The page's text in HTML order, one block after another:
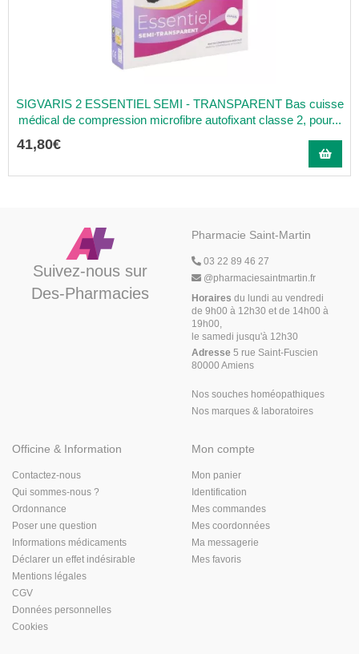
SIGVARIS 2 ESSENTIEL SEMI - TRANSPARENT Bas cuisse
médical de compression microfibre autofixant classe 2, pour...
41,80€
Suivez-nous sur
Des-Pharmacies
Pharmacie Saint-Martin
03 22 89 46 27
@pharmaciesaintmartin.fr
Horaires du lundi au vendredi
de 9h00 à 12h30 et de 14h00 à
19h00,
le samedi jusqu'à 12h30
Adresse 5 rue Saint-Fuscien
80000 Amiens
Nos souches homéopathiques
Nos marques & laboratoires
Officine & Information
Contactez-nous
Qui sommes-nous ?
Ordonnance
Poser une question
Informations médicaments
Déclarer un effet indésirable
Mentions légales
CGV
Données personnelles
Cookies
Mon compte
Mon panier
Identification
Mes commandes
Mes coordonnées
Ma messagerie
Mes favoris